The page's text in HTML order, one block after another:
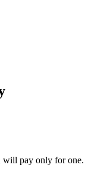
will pay only for one.